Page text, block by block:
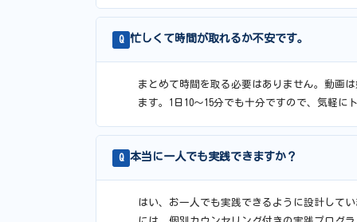
Q 忙しくて時間が取れるか不安です。
まとめて時間を取る必要はありません。動画
ます。1日10〜15分でも十分ですので、気軽に
Q 本当に一人でも実践できますか？
はい、お一人でも実践できるように設計して